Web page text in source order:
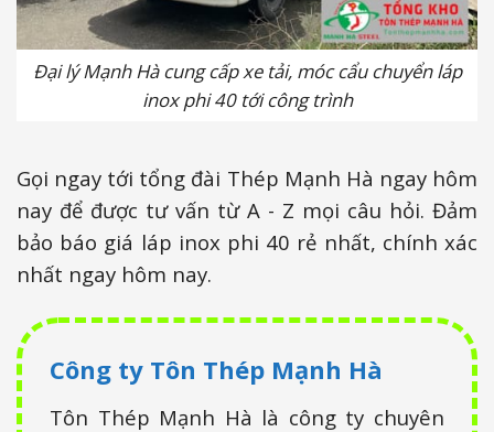
Đại lý Mạnh Hà cung cấp xe tải, móc cẩu chuyển láp
inox phi 40 tới công trình
Gọi ngay tới tổng đài Thép Mạnh Hà ngay hôm
nay để được tư vấn từ A - Z mọi câu hỏi. Đảm
bảo báo giá láp inox phi 40 rẻ nhất, chính xác
nhất ngay hôm nay.
Công ty Tôn Thép Mạnh Hà
Tôn Thép Mạnh Hà là công ty chuyên